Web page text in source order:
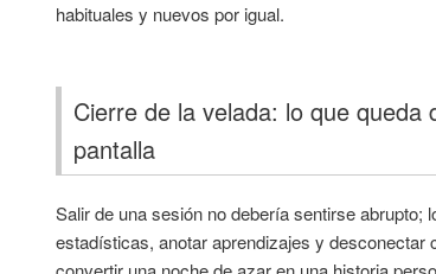
habituales y nuevos por igual.
Cierre de la velada: lo que queda
pantalla
Salir de una sesión no debería sentirse
estadísticas, anotar aprendizajes y